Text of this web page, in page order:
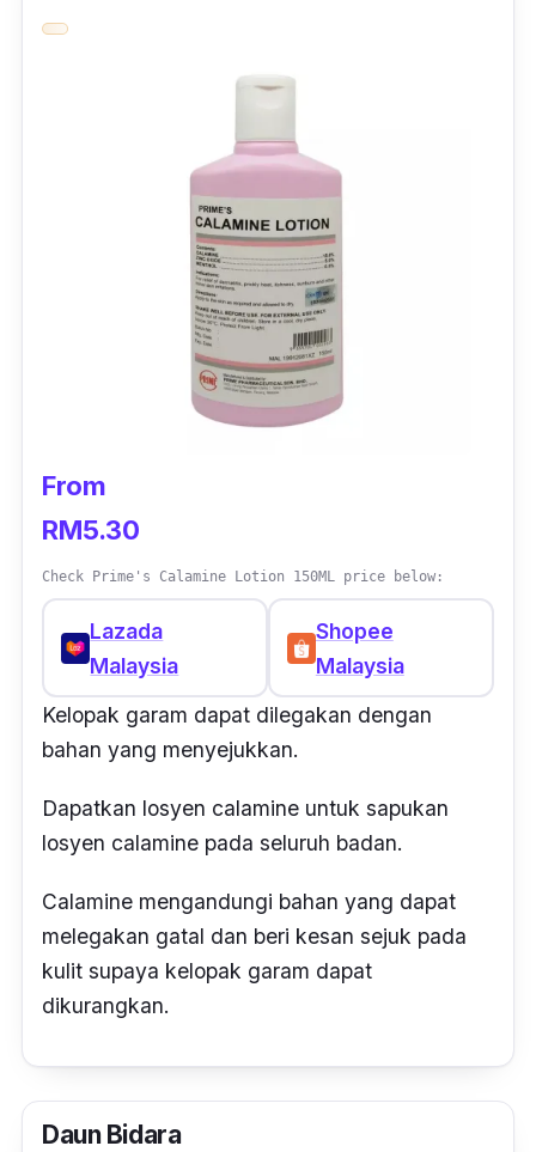
From
RM5.30
Check Prime's Calamine Lotion 150ML price below:
Lazada
Malaysia
Shopee
Malaysia
Kelopak garam dapat dilegakan dengan
bahan yang menyejukkan.
Dapatkan losyen calamine untuk sapukan
losyen calamine pada seluruh badan.
Calamine mengandungi bahan yang dapat
melegakan gatal dan beri kesan sejuk pada
kulit supaya kelopak garam dapat
dikurangkan.
Daun Bidara